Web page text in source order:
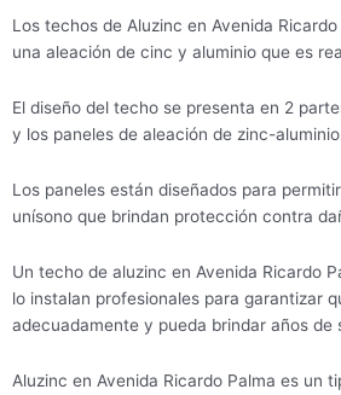
Los techos de Aluzinc en Avenida
una aleación de cinc y aluminio que es
El diseño del techo se presenta en 2
y los paneles de aleación de zinc-
Los paneles están diseñados para
unísono que brindan protección contra
Un techo de aluzinc en Avenida Ricardo
lo instalan profesionales para garantizar
adecuadamente y pueda brindar años de
Aluzinc en Avenida Ricardo Palma es un